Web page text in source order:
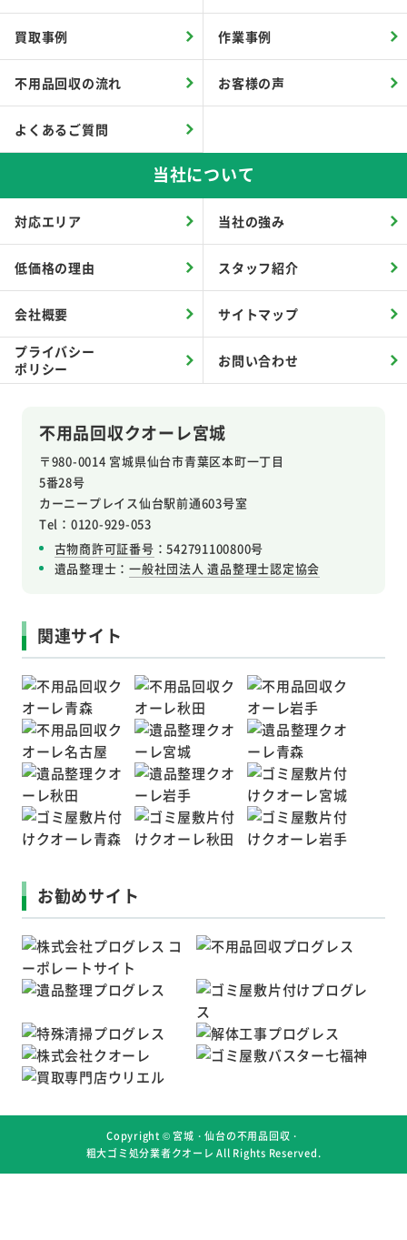
不用品回収クオーレ宮城
〒980-0014 宮城県仙台市青葉区本町一丁目
5番28号
カーニープレイス仙台駅前通603号室
Tel：0120-929-053
古物商許可証番号 ：542791100800号
遺品整理士： 一般社団法人 遺品整理士認定協会
買取事例 作業事例
不用品回収の流れ お客様の声
よくあるご質問
当社について
対応エリア 当社の強み
低価格の理由 スタッフ紹介
会社概要 サイトマップ
プライバシー
ポリシー
お問い合わせ
関連サイト
お勧めサイト
Copyright ©宮城・仙台の不用品回収・
粗大ゴミ処分業者クオーレ All Rights Reserved.